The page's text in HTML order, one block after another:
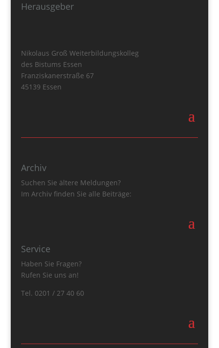
Herausgeber
Nikolaus Groß Weiterbildungskolleg
des Bistums Essen
Franziskanerstraße 67
45139 Essen
Archiv
Suchen Sie ältere Meldungen?
Im Archiv finden Sie alle Beiträge:
Service
Haben Sie Fragen?
Rufen Sie uns an!
Tel. 0201 / 27 40 60